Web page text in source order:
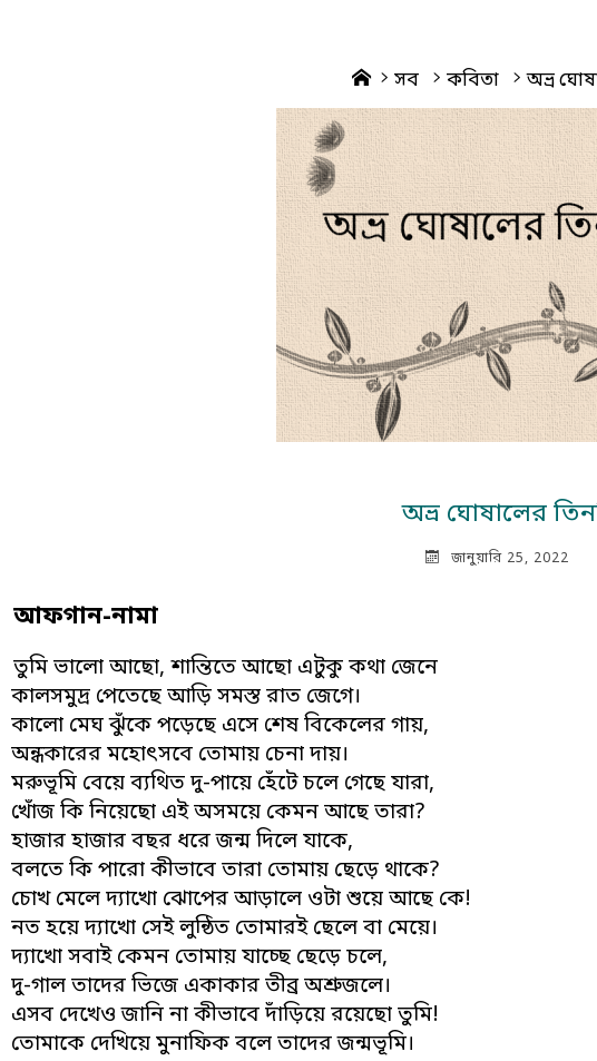
Home
সব কবিতা অভ্র
অভ্র ঘোষালের
জানুয়ারি 25, 2022
আফগান-নামা
তুমি ভালো আছো, শান্তিতে আছো এটুকু কথা জেনে
কালসমুদ্র পেতেছে আড়ি সমস্ত রাত জেগে।
কালো মেঘ ঝুঁকে পড়েছে এসে শেষ বিকেলের গায়,
অন্ধকারের মহোৎসবে তোমায় চেনা দায়।
মরুভূমি বেয়ে ব‌্যথিত দু-পায়ে হেঁটে চলে গেছে যারা,
খোঁজ কি নিয়েছো এই অসময়ে কেমন আছে তারা?
হাজার হাজার বছর ধরে জন্ম দিলে যাকে,
বলতে কি পারো কীভাবে তারা তোমায় ছেড়ে থাকে?
চোখ মেলে দ‌্যাখো ঝোপের আড়ালে ওটা শুয়ে আছে কে!
নত হয়ে দ‌্যাখো সেই লুন্ঠিত তোমারই ছেলে বা মেয়ে।
দ‌্যাখো সবাই কেমন তোমায় যাচ্ছে ছেড়ে চলে,
দু-গাল তাদের ভিজে একাকার তীব্র অশ্রুজলে।
এসব দেখেও জানি না কীভাবে দাঁড়িয়ে রয়েছো তুমি!
তোমাকে দেখিয়ে মুনাফিক বলে তাদের জন্মভূমি।